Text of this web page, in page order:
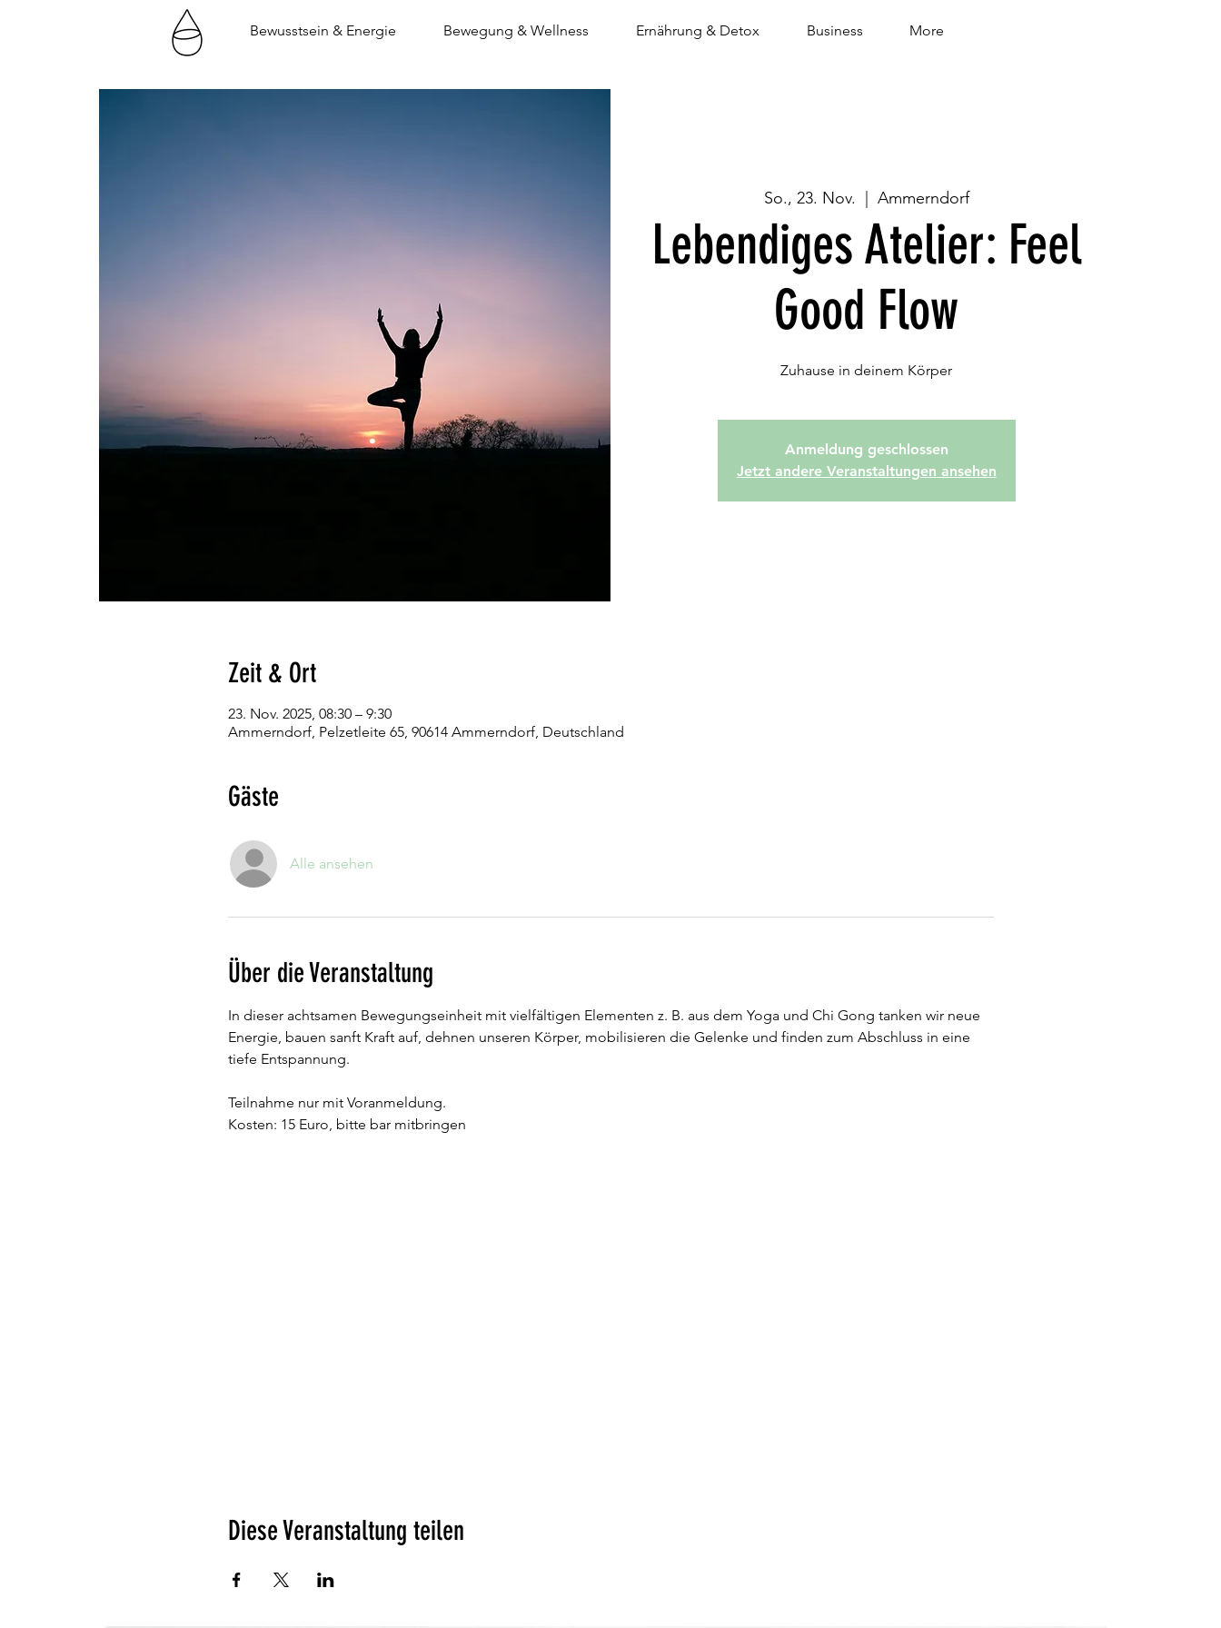
Bewusstsein & Energie Bewegung & Wellness Ernährung & Detox Business More
So., 23. Nov. Ammerndorf
Lebendiges Atelier: Feel
Good Flow
Zuhause in deinem Körper
Anmeldung geschlossen
Jetzt andere Veranstaltungen ansehen
Zeit & Ort
23. Nov. 2025, 08:30 – 9:30
Ammerndorf, Pelzetleite 65, 90614 Ammerndorf, Deutschland
Gäste
Alle ansehen
Über die Veranstaltung
In dieser achtsamen Bewegungseinheit mit vielfältigen Elementen z. B. aus dem Yoga und Chi Gong tanken wir neue
Energie, bauen sanft Kraft auf, dehnen unseren Körper, mobilisieren die Gelenke und finden zum Abschluss in eine
tiefe Entspannung.
Teilnahme nur mit Voranmeldung.
Kosten: 15 Euro, bitte bar mitbringen
Diese Veranstaltung teilen